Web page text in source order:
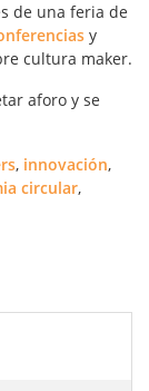
de una feria de
y
cultura maker.
aforo y se
, innovación,
circular,